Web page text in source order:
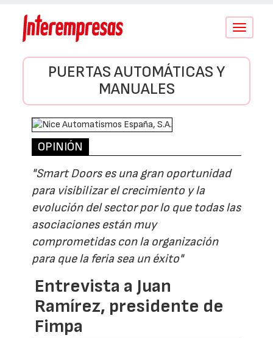
Conmutar
PUERTAS AUTOMÁTICAS Y
MANUALES
OPINIÓN
"Smart Doors es una gran oportunidad
para visibilizar el crecimiento y la
evolución del sector por lo que todas las
asociaciones están muy
comprometidas con la organización
para que la feria sea un éxito"
Entrevista a Juan
Ramírez, presidente de
Fimpa